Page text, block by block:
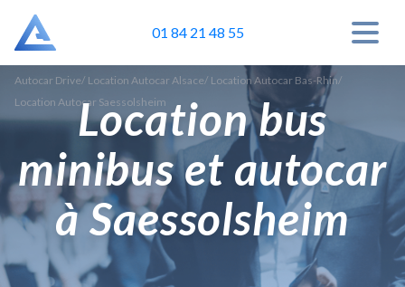
01 84 21 48 55
Autocar Drive/ Location Autocar Alsace/ Location Autocar Bas-Rhin/
Location Autocar Saessolsheim
Location bus
minibus et autocar
à Saessolsheim